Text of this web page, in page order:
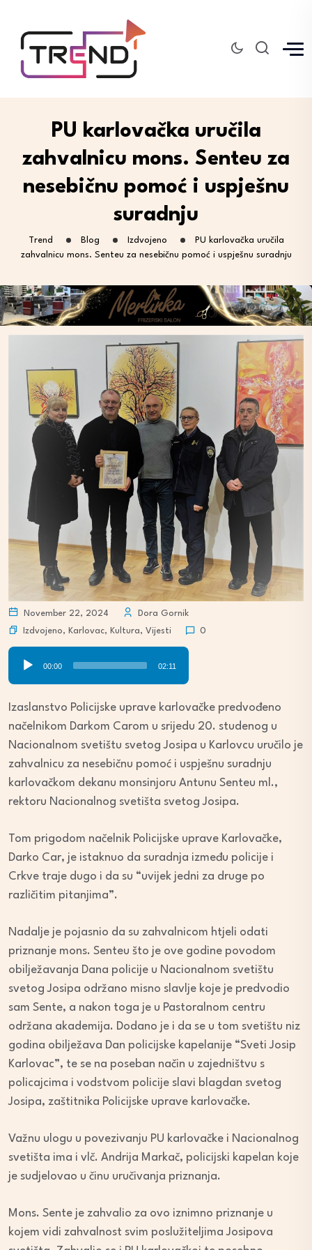
PU karlovačka uručila
zahvalnicu mons. Senteu za
nesebičnu pomoć i uspješnu
suradnju
Trend Blog Izdvojeno
PU karlovačka uručila
zahvalnicu mons. Senteu za nesebičnu pomoć i uspješnu suradnju
November 22, 2024
Dora Gornik
Izdvojeno, Karlovac, Kultura, Vijesti 0
Audio
Player
00:00 02:11
Izaslanstvo Policijske uprave karlovačke predvođeno
načelnikom Darkom Carom u srijedu 20. studenog u
Nacionalnom svetištu svetog Josipa u Karlovcu uručilo je
zahvalnicu za nesebičnu pomoć i uspješnu suradnju
karlovačkom dekanu monsinjoru Antunu Senteu ml.,
rektoru Nacionalnog svetišta svetog Josipa.
Tom prigodom načelnik Policijske uprave Karlovačke,
Darko Car, je istaknuo da suradnja između policije i
Crkve traje dugo i da su “uvijek jedni za druge po
različitim pitanjima”.
Nadalje je pojasnio da su zahvalnicom htjeli odati
priznanje mons. Senteu što je ove godine povodom
obilježavanja Dana policije u Nacionalnom svetištu
svetog Josipa održano misno slavlje koje je predvodio
sam Sente, a nakon toga je u Pastoralnom centru
održana akademija. Dodano je i da se u tom svetištu niz
godina obilježava Dan policijske kapelanije “Sveti Josip
Karlovac”, te se na poseban način u zajedništvu s
policajcima i vodstvom policije slavi blagdan svetog
Josipa, zaštitnika Policijske uprave karlovačke.
Važnu ulogu u povezivanju PU karlovačke i Nacionalnog
svetišta ima i vlč. Andrija Markač, policijski kapelan koje
je sudjelovao u činu uručivanja priznanja.
Mons. Sente je zahvalio za ovo iznimno priznanje u
kojem vidi zahvalnost svim poslužiteljima Josipova